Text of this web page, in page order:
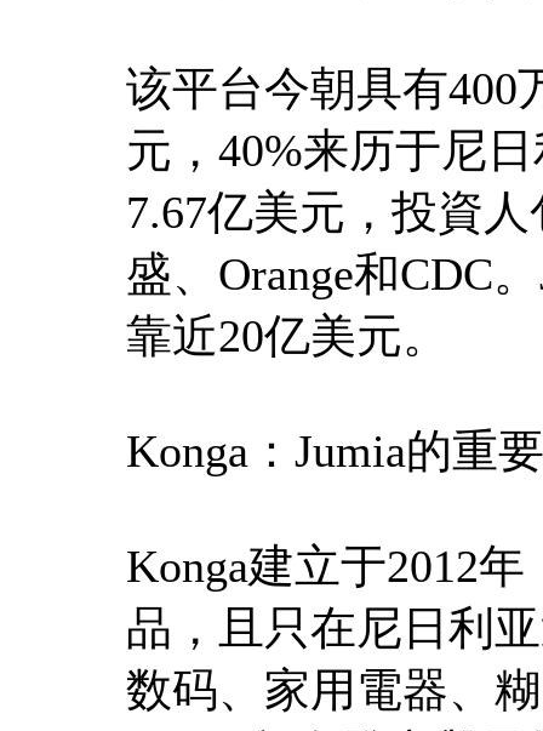
该平台今朝具有400
元，40%来历于尼
7.67亿美元，投資
盛、Orange和CDC
靠近20亿美元。
Konga：Jumia的重
Konga建立于2012
品，且只在尼日利
数码、家用電器、